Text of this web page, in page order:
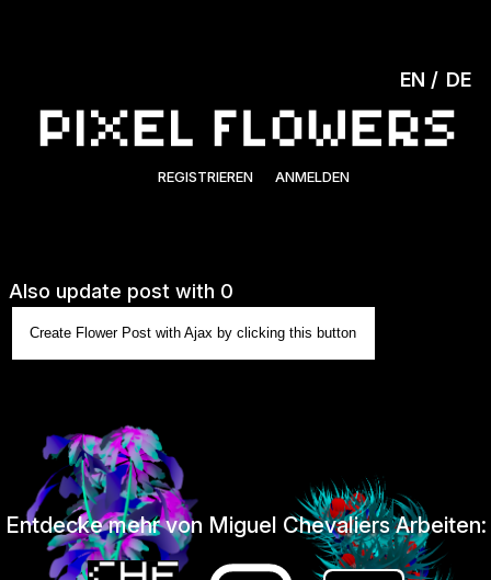
REGISTRIEREN ANMELDEN
EN DE
Also update post with 0
Create Flower Post with Ajax by clicking this button
Entdecke mehr von Miguel Chevaliers Arbeiten: